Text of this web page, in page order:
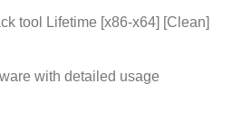
tool Lifetime [x86-x64] [Clean]
with detailed usage